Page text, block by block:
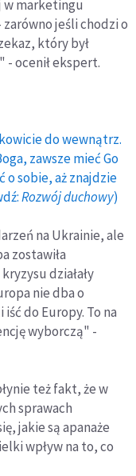
w marketingu
jeśli chodzi o
który był
- ocenił ekspert.
do wewnątrz.
zawsze mieć Go
o sobie, aż znajdzie
Rozwój duchowy)
na Ukrainie, ale
zostawiła
działały
nie dba o
do Europy. To na
wyborczą" -
też fakt, że w
sprawach
jakie są apanaże
wpływ na to, co